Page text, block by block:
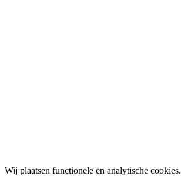
Wij plaatsen functionele en analytische